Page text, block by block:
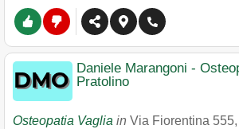
Daniele Marangoni -
Pratolino
Osteopatia Vaglia in Via Fiorentina 555,